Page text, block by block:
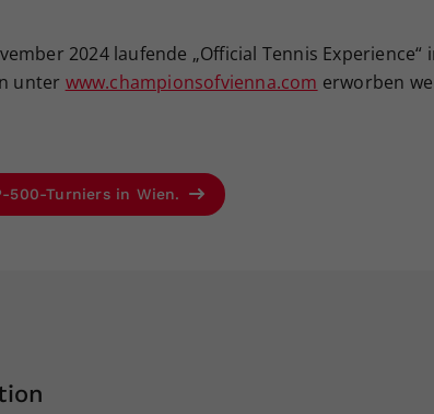
2024 laufende „Official Tennis Experience“
unter www.championsofvienna.com erworben
500-Turniers in Wien.